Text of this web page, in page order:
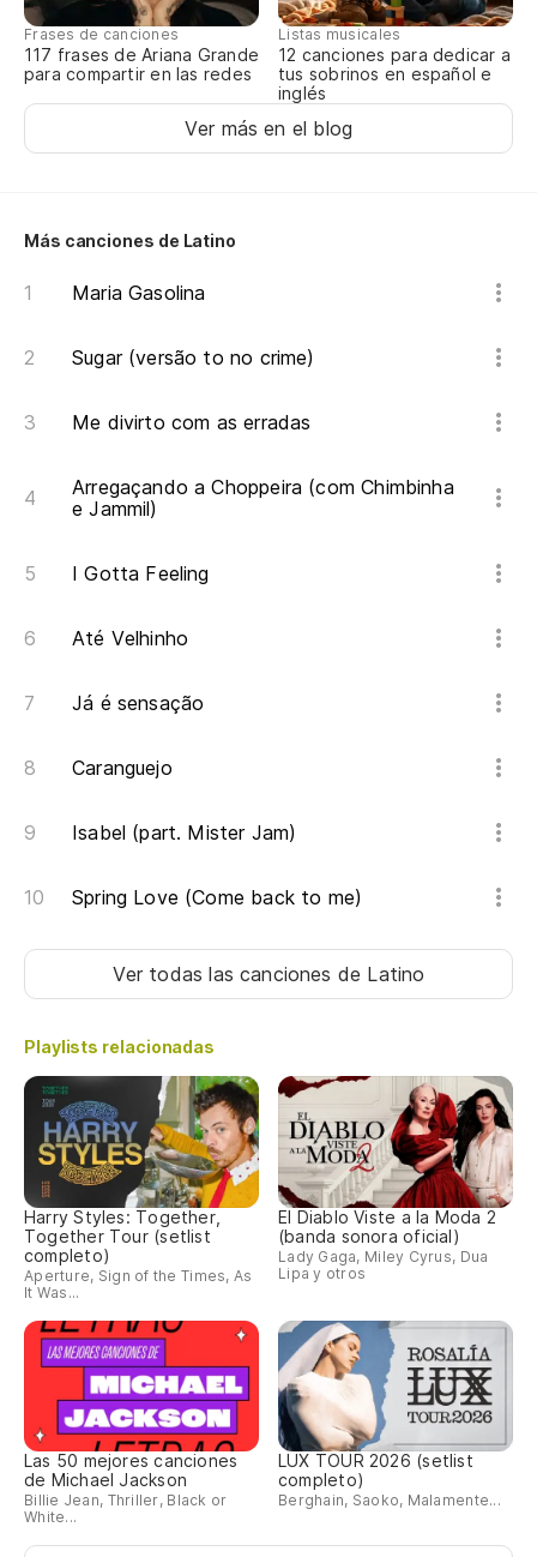
Frases de canciones
117 frases de Ariana Grande
para compartir en las redes
Listas musicales
12 canciones para dedicar a
tus sobrinos en español e
inglés
Ver más en el blog
Más canciones de Latino
Maria Gasolina
Sugar (versão to no crime)
Me divirto com as erradas
Arregaçando a Choppeira (com Chimbinha
e Jammil)
I Gotta Feeling
Até Velhinho
Já é sensação
Caranguejo
Isabel (part. Mister Jam)
Spring Love (Come back to me)
Ver todas las canciones de Latino
Playlists relacionadas
Harry Styles: Together,
Together Tour (setlist
completo)
Aperture, Sign of the Times, As
It Was...
El Diablo Viste a la Moda 2
(banda sonora oficial)
Lady Gaga, Miley Cyrus, Dua
Lipa y otros
Las 50 mejores canciones
de Michael Jackson
Billie Jean, Thriller, Black or
White...
LUX TOUR 2026 (setlist
completo)
Berghain, Saoko, Malamente...